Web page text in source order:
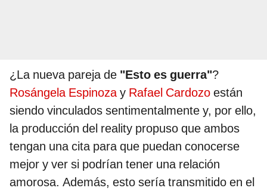
¿La nueva pareja de "Esto es guerra"?
Rosángela Espinozay Rafael Cardozo están
siendo vinculados sentimentalmente y, por ello,
la producción del reality propuso que ambos
tengan una cita para que puedan conocerse
mejor y ver si podrían tener una relación
amorosa. Además, esto sería transmitido en el